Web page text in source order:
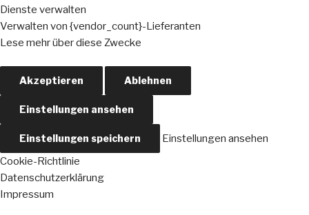
Dienste verwalten
Verwalten von {vendor_count}-Lieferanten
Lese mehr über diese Zwecke
Akzeptieren Ablehnen
Einstellungen ansehen
Einstellungen speichern
Einstellungen ansehen
Cookie-Richtlinie
Datenschutzerklärung
Impressum